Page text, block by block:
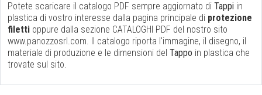
Potete scaricare il catalogo PDF sempre aggiornato di Tappi in
plastica di vostro interesse dalla pagina principale di protezione
filetti oppure dalla sezione CATALOGHI PDF del nostro sito
www.panozzosrl.com. Il catalogo riporta l'immagine, il disegno, il
materiale di produzione e le dimensioni del Tappo in plastica che
trovate sul sito.